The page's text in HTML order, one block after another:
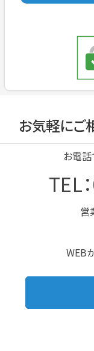
お気軽にご
お電
TEL
営
WEB